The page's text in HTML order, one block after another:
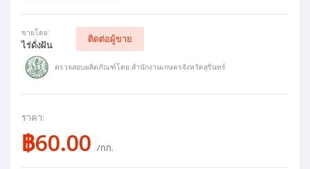
ขายโดย:
ไร่ดั่งฝัน
ติดต่อผู้ขาย
ตรวจสอบผลิตภัณฑ์โดย:สำนักงานเกษตรจังหวัดสุรินทร์
ราคา:
฿60.00 /กก.